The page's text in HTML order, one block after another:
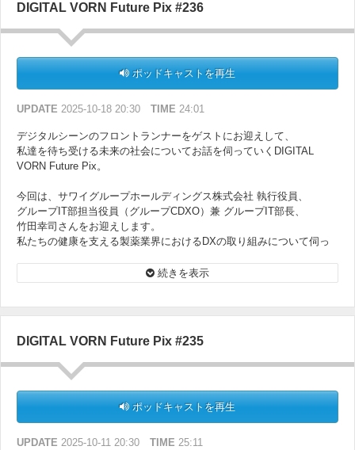
DIGITAL VORN Future Pix #236
ポッドキャストを再生
UPDATE 2025-10-18 20:30 TIME 24:01
デジタルシーンのフロントランナーをゲストにお迎えして、
私達を待ち受ける未来の社会についてお話を伺っていくDIGITAL
VORN Future Pix。
今回は、サワイグループホールディングス株式会社 執行役員、
グループIT部担当役員（グループCDXO）兼 グループIT部長、
竹田幸司さんをお迎えします。
私たちの健康を支える製薬業界におけるDXの取り組みについて伺っ
続きを表示
DIGITAL VORN Future Pix #235
ポッドキャストを再生
UPDATE 2025-10-11 20:30 TIME 25:11